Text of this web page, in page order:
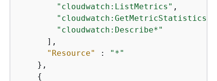
"cloudwatch:ListMetrics" ,
"cloudwatch:GetMetricStatistics"
"cloudwatch:Describe*"
      ],
"Resource"
:
"*"
    },
{